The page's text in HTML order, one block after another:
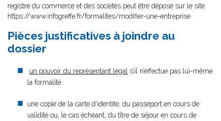
registre du commerce et des sociétés peut être déposé sur le site
https://www.infogreffe.fr/formalites/modifier-une-entreprise
Pièces justificatives à joindre au
dossier
un pouvoir du représentant légal s’il n’effectue pas lui-même
la formalité
une copie de la carte d'identité, du passeport en cours de
validité ou, le cas échéant, du titre de séjour en cours de